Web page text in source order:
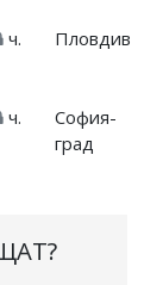
ч. Пловдив
ч.
София-
град